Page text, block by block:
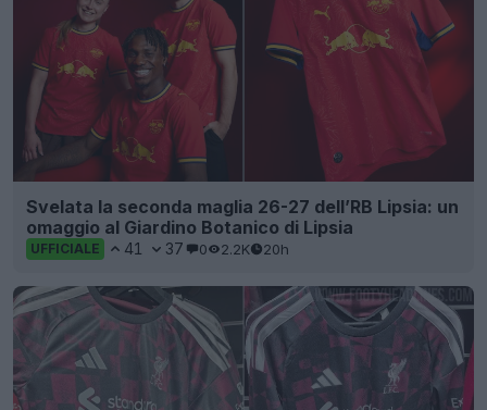
Svelata la seconda maglia 26-27 dell’RB Lipsia: un
omaggio al Giardino Botanico di Lipsia
UFFICIALE 41 37 0 2.2K 20h